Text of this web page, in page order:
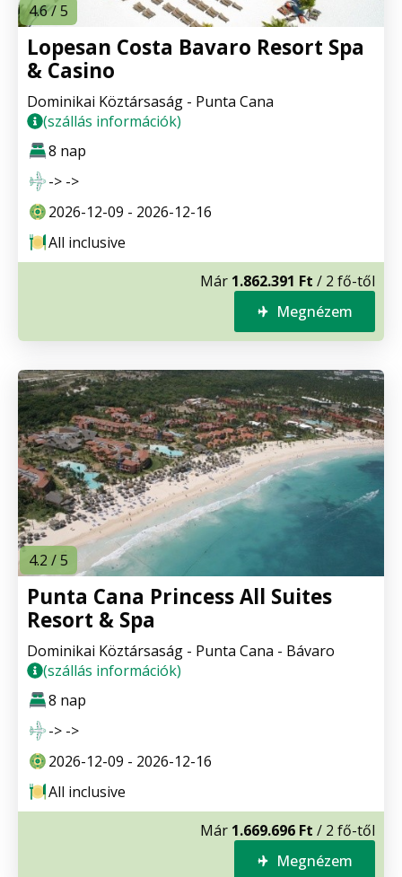
4.6 / 5
Lopesan Costa Bavaro Resort Spa
& Casino
Dominikai Köztársaság - Punta Cana
(szállás információk)
8 nap
-> ->
2026-12-09 - 2026-12-16
All inclusive
Már 1.862.391 Ft / 2 fő-től
Megnézem
4.2 / 5
Punta Cana Princess All Suites
Resort & Spa
Dominikai Köztársaság - Punta Cana - Bávaro
(szállás információk)
8 nap
-> ->
2026-12-09 - 2026-12-16
All inclusive
Már 1.669.696 Ft / 2 fő-től
Megnézem